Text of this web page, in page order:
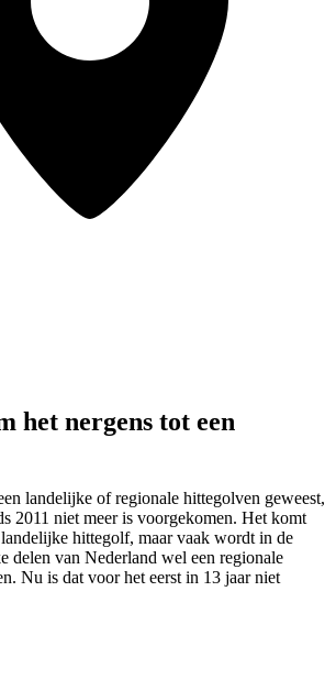
het nergens tot een
landelijke of regionale hittegolven geweest,
2011 niet meer is voorgekomen. Het komt
hittegolf, maar vaak wordt in de
delen van Nederland wel een regionale
Nu is dat voor het eerst in 13 jaar niet